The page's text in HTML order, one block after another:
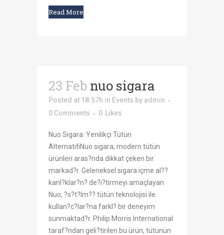
Read More
23 Feb nuo sigara
Posted at 18:57h in Events by admin
0 Comments
0 Likes
Nuo Sigara: Yenilikçi Tütün
AlternatifiNuo sigara, modern tütün
ürünleri aras?nda dikkat çeken bir
markad?r. Geleneksel sigara içme al??
kanl?klar?n? de?i?tirmeyi amaçlayan
Nuo, ?s?t?lm?? tütün teknolojisi ile
kullan?c?lar?na farkl? bir deneyim
sunmaktad?r. Philip Morris International
taraf?ndan geli?tirilen bu ürün, tütünün